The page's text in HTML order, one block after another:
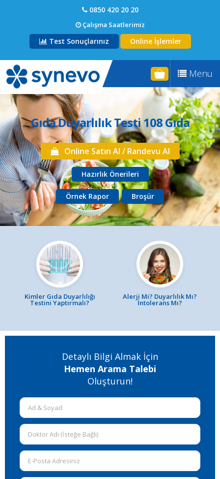
0850 420 20 20
Çalışma Saatlerimiz
Test Sonuçlarınız Online İşlemler
Menu
Gıda Duyarlılık Testi 108 Gıda
Online Satın Al / Randevu Al
Hazırlık Önerileri
Örnek Rapor Broşür
Kimler Gıda Duyarlılığı
Testini Yaptırmalı?
Alerji Mi? Duyarlılık Mı?
İntolerans Mı?
Detaylı Bilgi Almak İçin
Hemen Arama Talebi
Oluşturun!